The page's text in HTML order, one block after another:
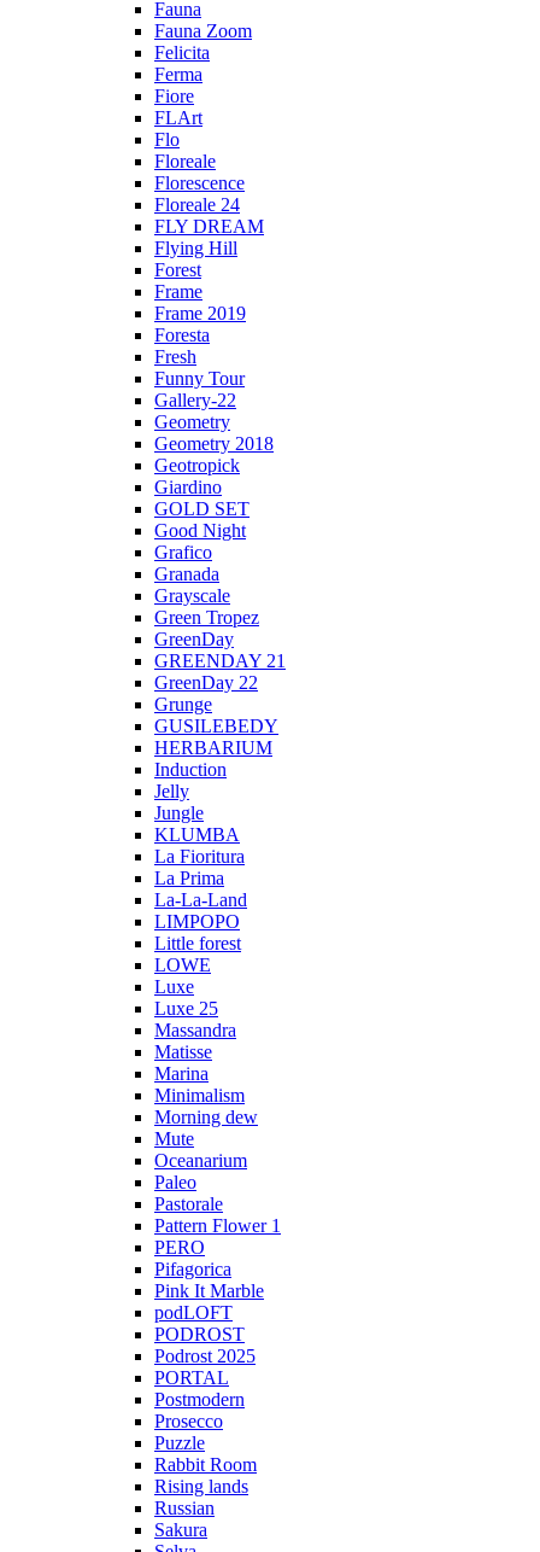
Fauna
Fauna Zoom
Felicita
Ferma
Fiore
FLArt
Flo
Floreale
Florescence
Floreale 24
FLY DREAM
Flying Hill
Forest
Frame
Frame 2019
Foresta
Fresh
Funny Tour
Gallery-22
Geometry
Geometry 2018
Geotropick
Giardino
GOLD SET
Good Night
Grafico
Granada
Grayscale
Green Tropez
GreenDay
GREENDAY 21
GreenDay 22
Grunge
GUSILEBEDY
HERBARIUM
Induction
Jelly
Jungle
KLUMBA
La Fioritura
La Prima
La-La-Land
LIMPOPO
Little forest
LOWE
Luxe
Luxe 25
Massandra
Matisse
Marina
Minimalism
Morning dew
Mute
Oceanarium
Paleo
Pastorale
Pattern Flower 1
PERO
Pifagorica
Pink It Marble
podLOFT
PODROST
Podrost 2025
PORTAL
Postmodern
Prosecco
Puzzle
Rabbit Room
Rising lands
Russian
Sakura